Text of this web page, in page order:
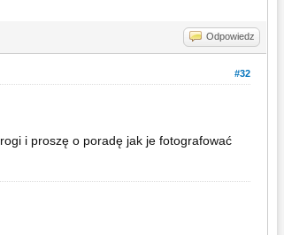
Odpowiedz
#32
i proszę o poradę jak je fotografować